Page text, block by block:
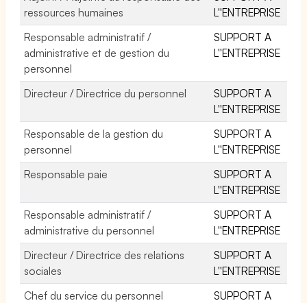
ressources humaines
L''ENTREPRISE
Responsable administratif /
administrative et de gestion du
personnel
SUPPORT A
L''ENTREPRISE
Directeur / Directrice du personnel
SUPPORT A
L''ENTREPRISE
Responsable de la gestion du
personnel
SUPPORT A
L''ENTREPRISE
Responsable paie
SUPPORT A
L''ENTREPRISE
Responsable administratif /
administrative du personnel
SUPPORT A
L''ENTREPRISE
Directeur / Directrice des relations
sociales
SUPPORT A
L''ENTREPRISE
Chef du service du personnel
SUPPORT A